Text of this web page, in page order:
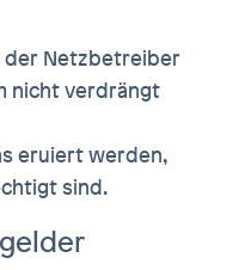
der Netzbetreiber
nicht verdrängt
eruiert werden,
sind.